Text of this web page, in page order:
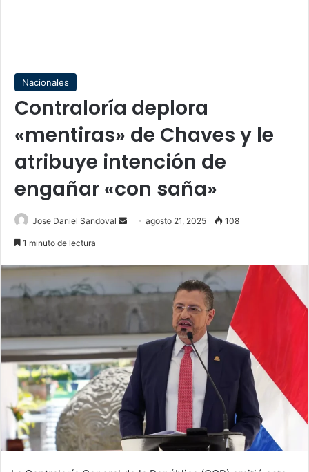
Nacionales
Contraloría deplora
«mentiras» de Chaves y le
atribuye intención de
engañar «con saña»
Jose Daniel Sandoval
Sendagosto 21, 2025 108
1 minuto de lectura